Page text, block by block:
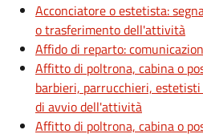
Acconciatore o estetista:
o trasferimento dell'attività
Affido di reparto:
Affitto di poltrona, cabina o
barbieri, parrucchieri,
di avvio dell'attività
Affitto di poltrona, cabina o